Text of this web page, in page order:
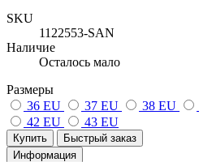
SKU
1122553-SAN
Наличие
Осталось мало
Размеры
36 EU
37 EU 38 EU
42 EU
43 EU
Купить
Быстрый заказ
Информация